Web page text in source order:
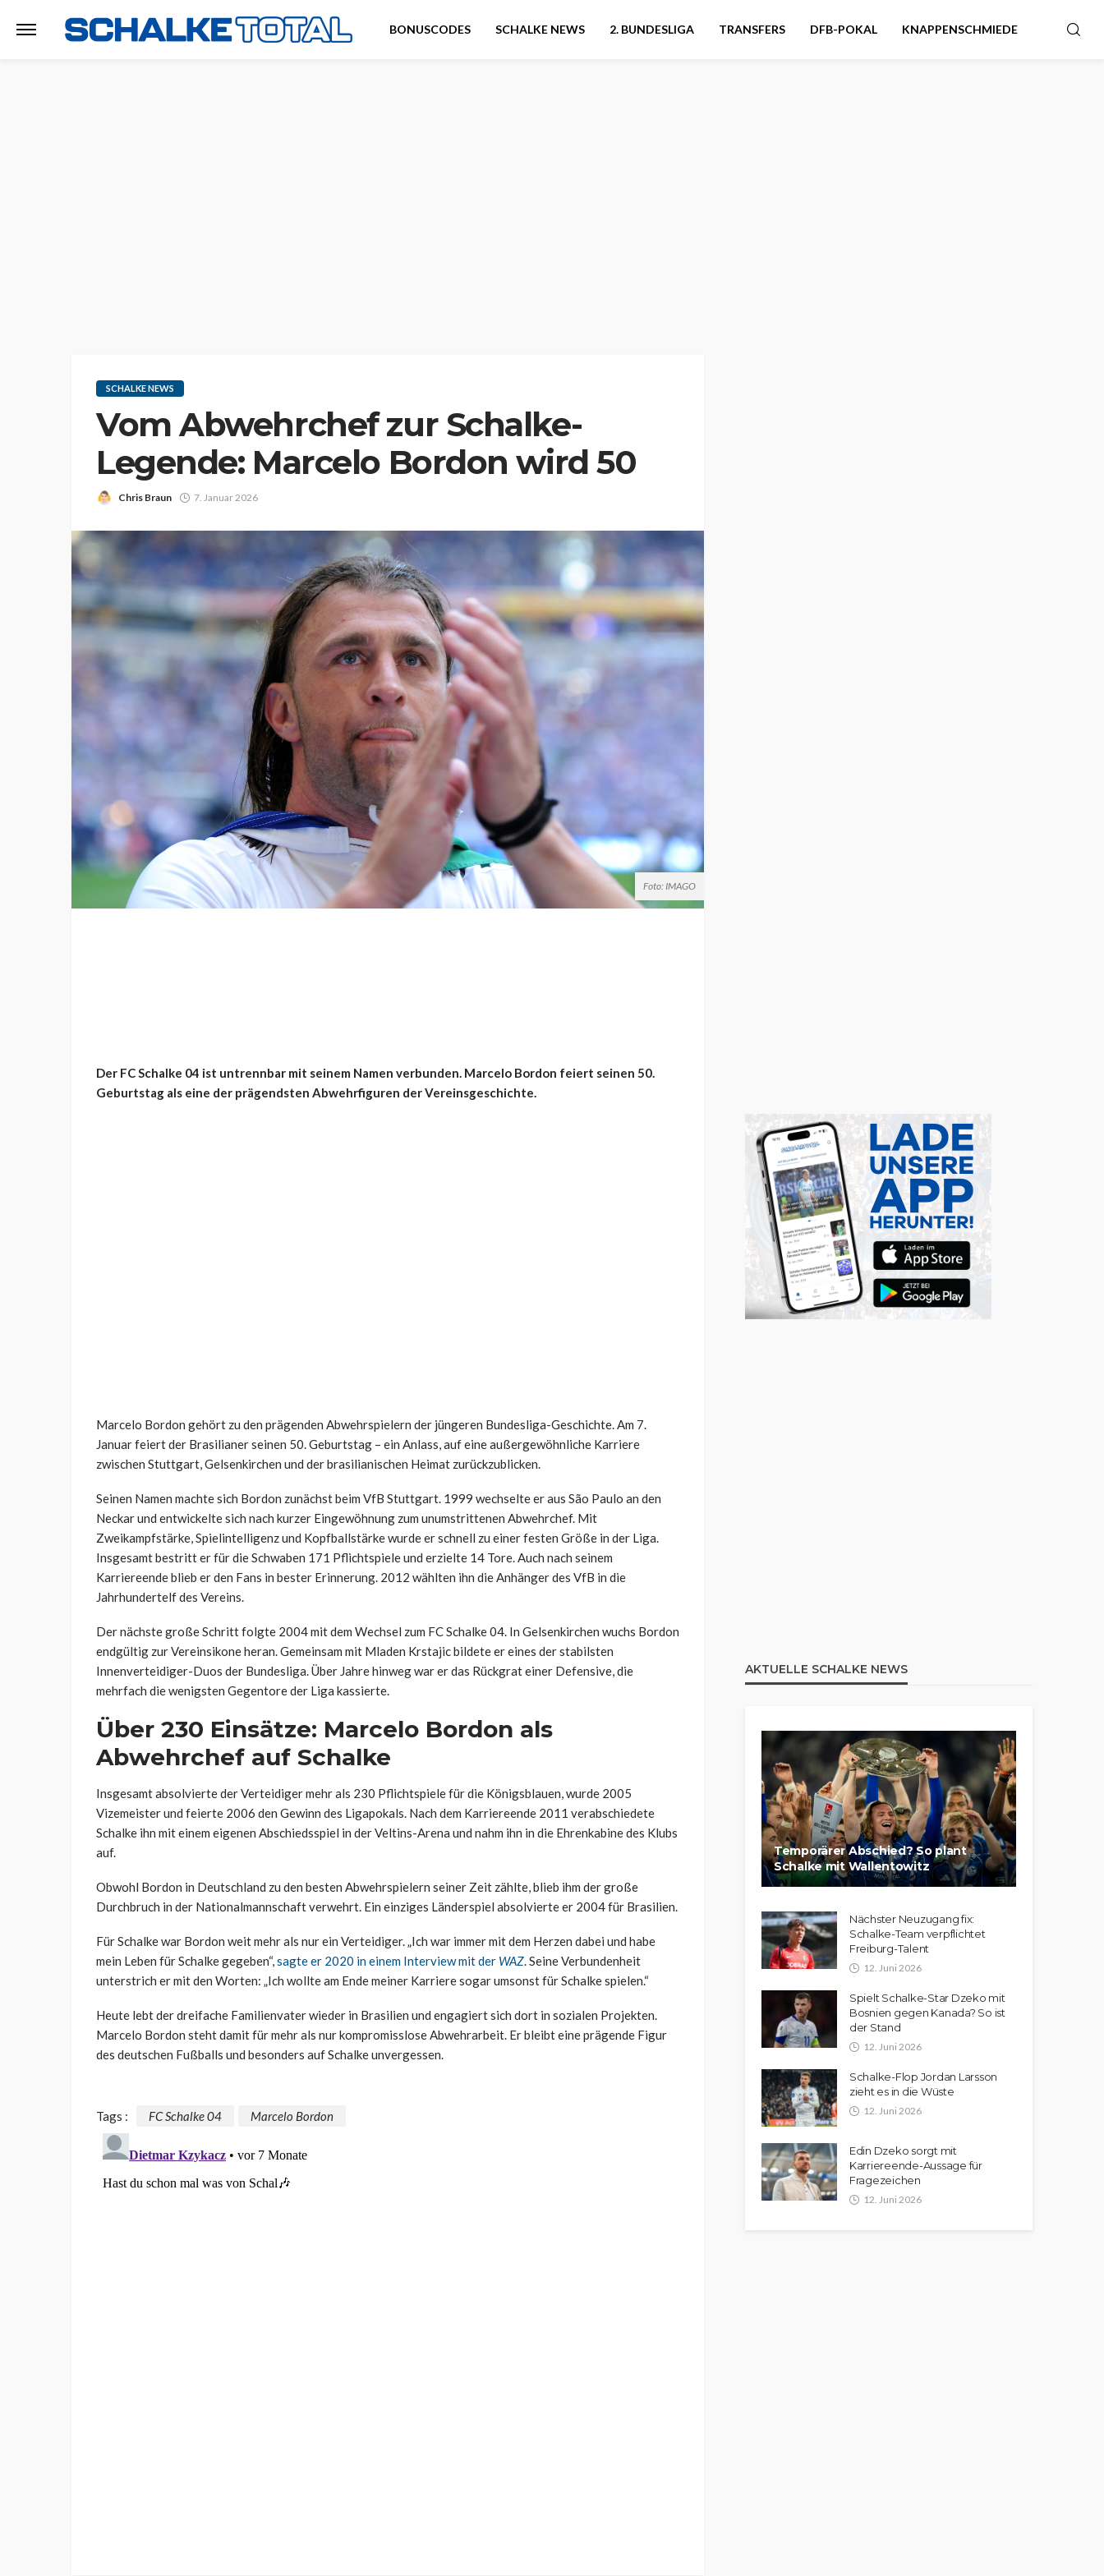
BONUSCODES SCHALKE NEWS 2. BUNDESLIGA TRANSFERS DFB-POKAL KNAPPENSCHMIEDE
SCHALKE NEWS
Vom Abwehrchef zur Schalke-
Legende: Marcelo Bordon wird 50
Chris Braun 7. Januar 2026
Foto: IMAGO
Der FC Schalke 04 ist untrennbar mit seinem Namen verbunden. Marcelo Bordon feiert seinen 50.
Geburtstag als eine der prägendsten Abwehrfiguren der Vereinsgeschichte.
Marcelo Bordon gehört zu den prägenden Abwehrspielern der jüngeren Bundesliga-Geschichte. Am 7.
Januar feiert der Brasilianer seinen 50. Geburtstag – ein Anlass, auf eine außergewöhnliche Karriere
zwischen Stuttgart, Gelsenkirchen und der brasilianischen Heimat zurückzublicken.
Seinen Namen machte sich Bordon zunächst beim VfB Stuttgart. 1999 wechselte er aus São Paulo an den
Neckar und entwickelte sich nach kurzer Eingewöhnung zum unumstrittenen Abwehrchef. Mit
Zweikampfstärke, Spielintelligenz und Kopfballstärke wurde er schnell zu einer festen Größe in der Liga.
Insgesamt bestritt er für die Schwaben 171 Pflichtspiele und erzielte 14 Tore. Auch nach seinem
Karriereende blieb er den Fans in bester Erinnerung. 2012 wählten ihn die Anhänger des VfB in die
Jahrhundertelf des Vereins.
Der nächste große Schritt folgte 2004 mit dem Wechsel zum FC Schalke 04. In Gelsenkirchen wuchs Bordon
endgültig zur Vereinsikone heran. Gemeinsam mit Mladen Krstajic bildete er eines der stabilsten
Innenverteidiger-Duos der Bundesliga. Über Jahre hinweg war er das Rückgrat einer Defensive, die
mehrfach die wenigsten Gegentore der Liga kassierte.
Über 230 Einsätze: Marcelo Bordon als
Abwehrchef auf Schalke
Insgesamt absolvierte der Verteidiger mehr als 230 Pflichtspiele für die Königsblauen, wurde 2005
Vizemeister und feierte 2006 den Gewinn des Ligapokals. Nach dem Karriereende 2011 verabschiedete
Schalke ihn mit einem eigenen Abschiedsspiel in der Veltins-Arena und nahm ihn in die Ehrenkabine des Klubs
auf.
Obwohl Bordon in Deutschland zu den besten Abwehrspielern seiner Zeit zählte, blieb ihm der große
Durchbruch in der Nationalmannschaft verwehrt. Ein einziges Länderspiel absolvierte er 2004 für Brasilien.
Für Schalke war Bordon weit mehr als nur ein Verteidiger. „Ich war immer mit dem Herzen dabei und habe
mein Leben für Schalke gegeben“,sagte er 2020 in einem Interview mit der WAZ. Seine Verbundenheit
unterstrich er mit den Worten: „Ich wollte am Ende meiner Karriere sogar umsonst für Schalke spielen.“
Heute lebt der dreifache Familienvater wieder in Brasilien und engagiert sich dort in sozialen Projekten.
Marcelo Bordon steht damit für mehr als nur kompromisslose Abwehrarbeit. Er bleibt eine prägende Figur
des deutschen Fußballs und besonders auf Schalke unvergessen.
Tags : FC Schalke 04 Marcelo Bordon
AKTUELLE SCHALKE NEWS
Temporärer Abschied? So plant
Schalke mit Wallentowitz
Nächster Neuzugang fix:
Schalke-Team verpflichtet
Freiburg-Talent
12. Juni 2026
Spielt Schalke-Star Dzeko mit
Bosnien gegen Kanada? So ist
der Stand
12. Juni 2026
Schalke-Flop Jordan Larsson
zieht es in die Wüste
12. Juni 2026
Edin Dzeko sorgt mit
Karriereende-Aussage für
Fragezeichen
12. Juni 2026